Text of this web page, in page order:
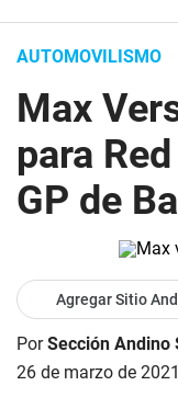
AUTOMOVILISMO
Max
para
GP de
Agregar Sitio
PorSección Andino
26 de marzo de